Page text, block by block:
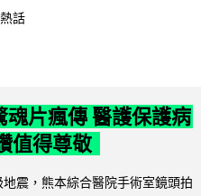
話
魂片瘋傳 醫護保護病
值得尊敬
震，熊本綜合醫院手術室鏡頭拍